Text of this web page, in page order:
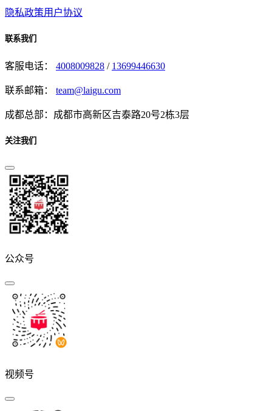
隐私政策用户协议
联系我们
客服电话： 4008009828 / 13699446630
联系邮箱： team@laigu.com
成都总部：成都市高新区吉泰路20号2栋3层
关注我们
公众号
视频号